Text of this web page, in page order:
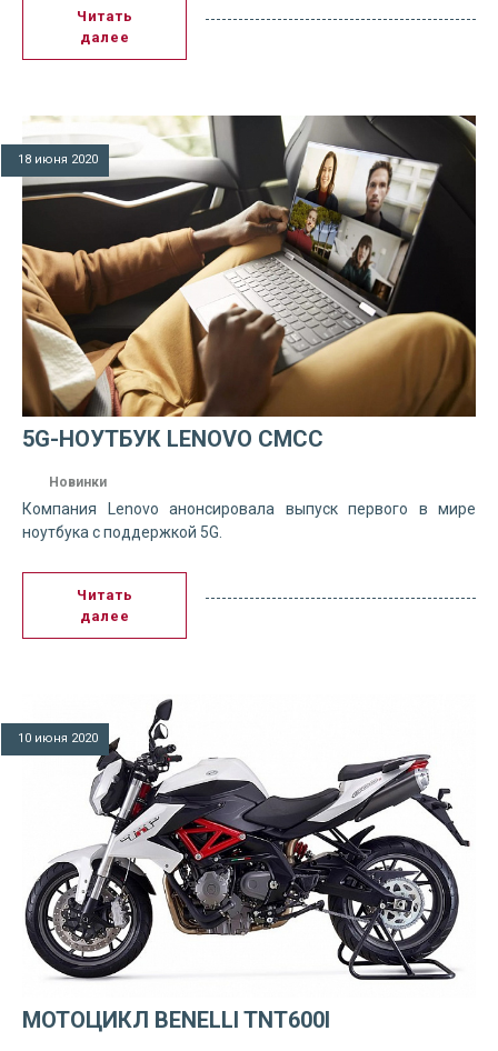
Читать
далее
18 июня 2020
5G-НОУТБУК LENOVO CMCC
Новинки
Компания Lenovo анонсировала выпуск первого в мире
ноутбука с поддержкой 5G.
Читать
далее
10 июня 2020
МОТОЦИКЛ BENELLI TNT600I